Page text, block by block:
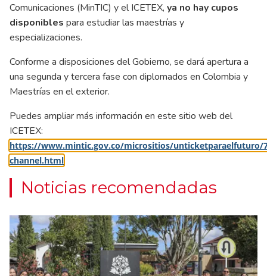
Comunicaciones (MinTIC) y el ICETEX, ya no hay cupos
disponibles para estudiar las maestrías y
especializaciones.
Conforme a disposiciones del Gobierno, se dará apertura a
una segunda y tercera fase con diplomados en Colombia y
Maestrías en el exterior.
Puedes ampliar más información en este sitio web del
ICETEX:
https://www.mintic.gov.co/micrositios/unticketparaelfuturo/
channel.html
Noticias recomendadas